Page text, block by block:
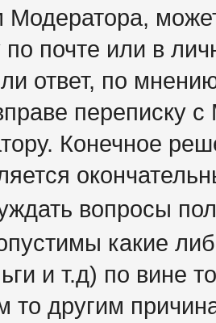
Модератора,
по почте или в
ответ, по
переписку
Конечное
вопросы
какие
и т.д) по вине
то другим